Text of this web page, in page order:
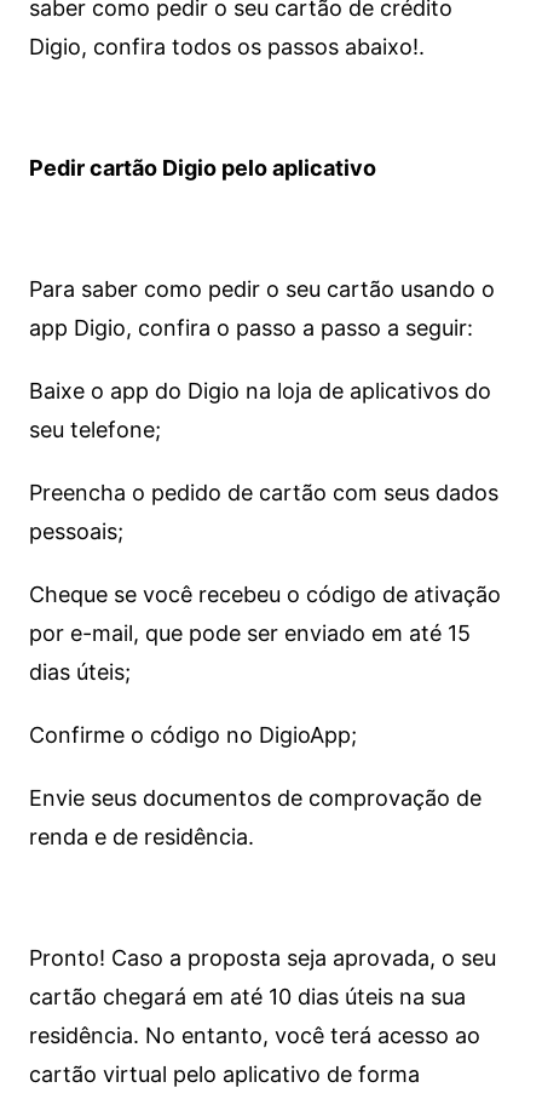
saber como pedir o seu cartão de crédito
Digio, confira todos os passos abaixo!.
Pedir cartão Digio pelo aplicativo
Para saber como pedir o seu cartão usando o
app Digio, confira o passo a passo a seguir:
Baixe o app do Digio na loja de aplicativos do
seu telefone;
Preencha o pedido de cartão com seus dados
pessoais;
Cheque se você recebeu o código de ativação
por e-mail, que pode ser enviado em até 15
dias úteis;
Confirme o código no DigioApp;
Envie seus documentos de comprovação de
renda e de residência.
Pronto! Caso a proposta seja aprovada, o seu
cartão chegará em até 10 dias úteis na sua
residência. No entanto, você terá acesso ao
cartão virtual pelo aplicativo de forma